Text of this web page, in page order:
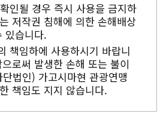
인될 경우 즉시 사용을 금지하
저작권 침해에 의한 손해배상
있습니다.
책임하에 사용하시기 바랍니
로써 발생한 손해 또는 불이
법인) 가고시마현 관광연맹
책임도 지지 않습니다.